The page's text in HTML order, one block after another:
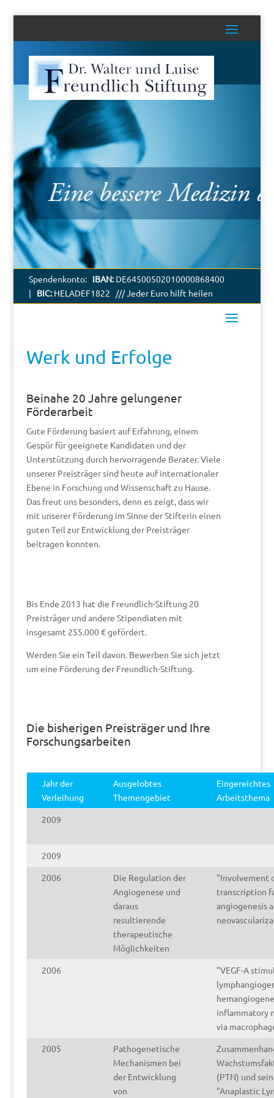
Spendenkonto: IBAN:DE64500502010000868400
| BIC:HELADEF1822 /// Jeder Euro hilft heilen
Werk und Erfolge
Beinahe 20 Jahre gelungener
Förderarbeit
Gute Förderung basiert auf Erfahrung, einem
Gespür für geeignete Kandidaten und der
Unterstützung durch hervorragende Berater. Viele
unserer Preisträger sind heute auf internationaler
Ebene in Forschung und Wissenschaft zu Hause.
Das freut uns besonders, denn es zeigt, dass wir
mit unserer Förderung im Sinne der Stifterin einen
guten Teil zur Entwicklung der Preisträger
beitragen konnten.
Bis Ende 2013 hat die Freundlich-Stiftung 20
Preisträger und andere Stipendiaten mit
insgesamt 255.000 € gefördert.
Werden Sie ein Teil davon. Bewerben Sie sich jetzt
um eine Förderung der Freundlich-Stiftung.
Die bisherigen Preisträger und Ihre
Forschungsarbeiten
Jahr der
Verleihung
Ausgelobtes
Themengebiet
Eingereichtes
Arbeitsthema
2009
2009
2006
Die Regulation der
Angiogenese und
daraus
resultierende
therapeutische
Möglichkeiten
"Involvement
transcription
angiogenesis
2006
"VEGF-A
inflammatory
via
2005
Pathogenetische
Mechanismen bei
der Entwicklung
von
(PTN) und
"Anaplastic